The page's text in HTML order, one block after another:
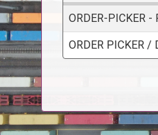
ORDER-PICKER -
ORDER PICKER /